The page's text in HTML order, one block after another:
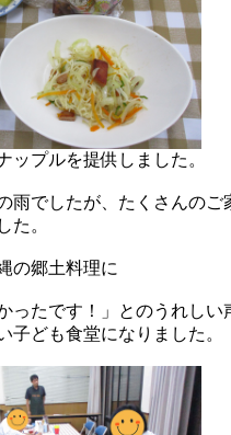
ップルを提供しました。
雨でしたが、たくさんのご
た。
の郷土料理に
ったです！」とのうれしい
子ども食堂になりました。